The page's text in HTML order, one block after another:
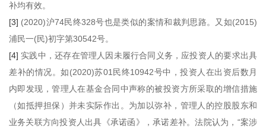
补均有效。
[3] (2020)沪74民终328号也是类似的案情和裁判思路。又如(2015)
浦民一(民)初字第30542号。
[4] 实践中，还存在管理人因未履行合同义务，应投资人的要求出具
差补的情况。如(2020)苏01民终10942号中，投资人在出资后数月
内即发现，管理人在基金合同中声称的被投资方所采取的增信措施
（如抵押担保）并未实际作出。为加以弥补，管理人的控股股东和
业务关联方向投资人出具《承诺函》，承诺差补。法院认为，“案涉